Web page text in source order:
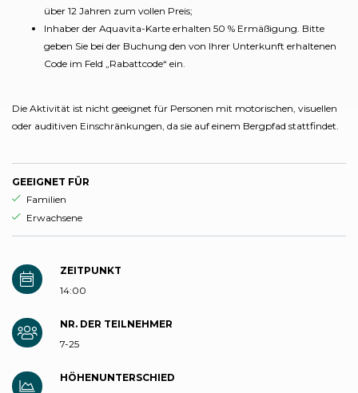
über 12 Jahren zum vollen Preis;
Inhaber der Aquavita-Karte erhalten 50 % Ermäßigung. Bitte
geben Sie bei der Buchung den von Ihrer Unterkunft erhaltenen
Code im Feld „Rabattcode“ ein.
Die Aktivität ist nicht geeignet für Personen mit motorischen, visuellen
oder auditiven Einschränkungen, da sie auf einem Bergpfad stattfindet.
GEEIGNET FÜR
aria.ds_experience.suitable_for_prefix
Familien
aria.ds_experience.suitable_for_prefix
Erwachsene
ZEITPUNKT
14:00
NR. DER TEILNEHMER
7-25
HÖHENUNTERSCHIED